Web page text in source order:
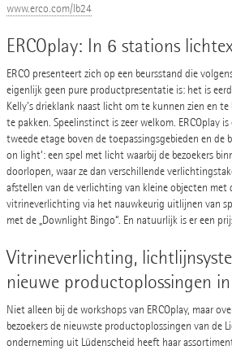
www.erco.com/lb24
ERCOplay: In 6 stations
ERCO presenteert zich op een beursstand die
eigenlijk geen pure productpresentatie is: het is
Kelly's drieklank naast licht om te kunnen zien en
te pakken. Speelinstinct is zeer welkom. ERCOplay
tweede etage boven de toepassingsgebieden en de
on light‘: een spel met licht waarbij de bezoekers
doorlopen, waar ze dan verschillende
afstellen van de verlichting van kleine objecten met
vitrineverlichting via het nauwkeurig uitlijnen van
met de „Downlight Bingo“. En natuurlijk is er een
Vitrineverlichting,
nieuwe productoplossingen
Niet alleen bij de workshops van ERCOplay, maar
bezoekers de nieuwste productoplossingen van de
onderneming uit Lüdenscheid heeft haar